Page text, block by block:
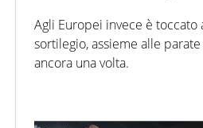
Agli Europei invece è
sortilegio, assieme alle
ancora una volta.